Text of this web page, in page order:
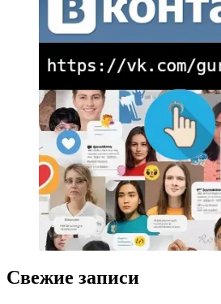
Свежие записи